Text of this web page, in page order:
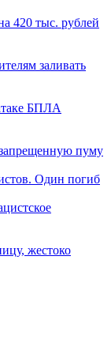
420 тыс. рублей
заливать
БПЛА
пуму
Один погиб
жестоко